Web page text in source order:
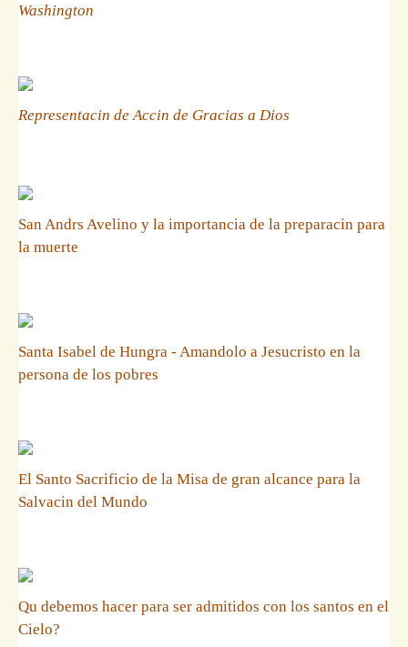
Washington
Representacin de Accin de Gracias a Dios
San Andrs Avelino y la importancia de la preparacin para
la muerte
Santa Isabel de Hungra - Amandolo a Jesucristo en la
persona de los pobres
El Santo Sacrificio de la Misa de gran alcance para la
Salvacin del Mundo
Qu debemos hacer para ser admitidos con los santos en el
Cielo?